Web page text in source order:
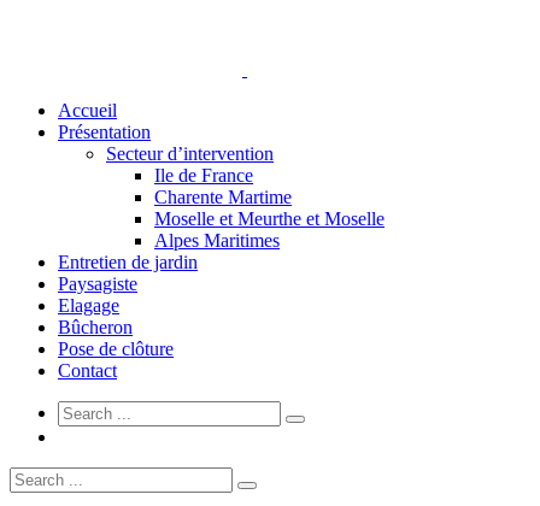
Accueil
Présentation
Secteur d’intervention
Ile de France
Charente Martime
Moselle et Meurthe et Moselle
Alpes Maritimes
Entretien de jardin
Paysagiste
Elagage
Bûcheron
Pose de clôture
Contact